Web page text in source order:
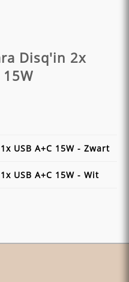
Disq'in 2x
15W
USB A+C 15W - Zwart
USB A+C 15W - Wit